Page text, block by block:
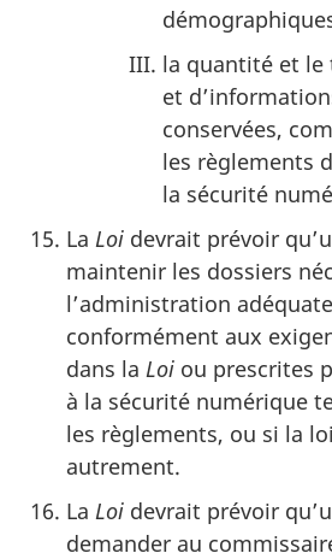
la quantité et le
et
conservées,
les règlements
la sécurité
La Loi devrait prévoir
maintenir les dossiers
l’administration
conformément aux
dans la Loi ou prescrites
à la sécurité numérique
les règlements, ou si la
autrement.
La Loi devrait prévoir
demander au